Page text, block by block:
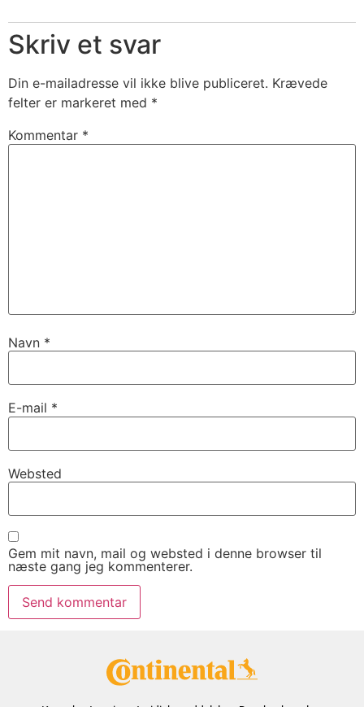
Skriv et svar
Din e-mailadresse vil ikke blive publiceret. Krævede
felter er markeret med *
Kommentar *
Navn *
E-mail *
Websted
Gem mit navn, mail og websted i denne browser til
næste gang jeg kommenterer.